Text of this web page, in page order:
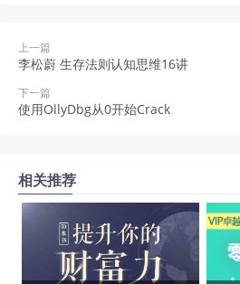
上一篇
李松蔚 生存法则认知思维16讲
下一篇
使用OllyDbg从0开始Crack
相关推荐